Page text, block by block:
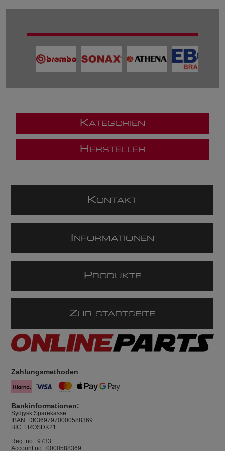
KATEGORIEN
H ERSTELLER
KONTAKT
NFORMATIONEN
P RODUKTE
ZUR STARTSEITE
Zahlungsmethoden
Bankinformationen:
Sydjysk Sparekasse
IBAN: DK3697970000588369
BIC: FROSDK21
Reg. no.: 9733
Account no.: 0000588369